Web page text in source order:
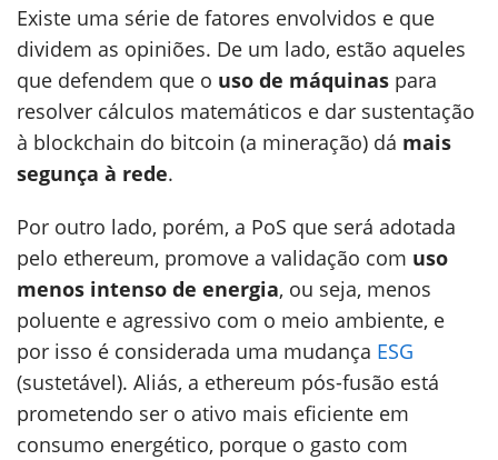
Existe uma série de fatores envolvidos e que
dividem as opiniões. De um lado, estão aqueles
que defendem que o uso de máquinas para
resolver cálculos matemáticos e dar sustentação
à blockchain do bitcoin (a mineração) dá mais
segunça à rede.
Por outro lado, porém, a PoS que será adotada
pelo ethereum, promove a validação com uso
menos intenso de energia, ou seja, menos
poluente e agressivo com o meio ambiente, e
por isso é considerada uma mudança ESG
(sustetável). Aliás, a ethereum pós-fusão está
prometendo ser o ativo mais eficiente em
consumo energético, porque o gasto com